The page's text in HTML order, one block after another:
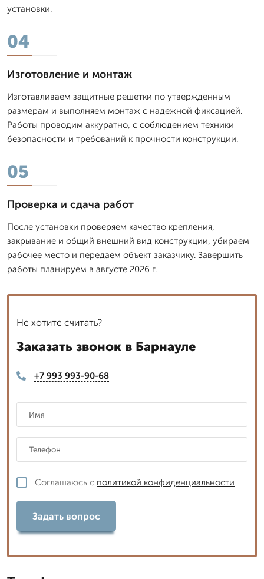
установки.
04
Изготовление и монтаж
Изготавливаем защитные решетки по утвержденным
размерам и выполняем монтаж с надежной фиксацией.
Работы проводим аккуратно, с соблюдением техники
безопасности и требований к прочности конструкции.
05
Проверка и сдача работ
После установки проверяем качество крепления,
закрывание и общий внешний вид конструкции, убираем
рабочее место и передаем объект заказчику. Завершить
работы планируем в августе 2026 г.
Не хотите считать?
Заказать звонок в Барнауле
+7 993 993-90-68
Соглашаюсь с политикой конфиденциальности
Задать вопрос